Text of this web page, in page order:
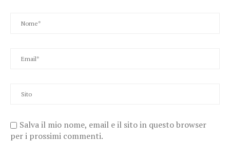
Salva il mio nome, email e il sito in questo browser
per i prossimi commenti.